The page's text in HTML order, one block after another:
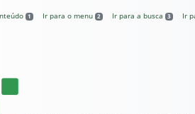
1 Ir para o menu 2 Ir para a busca 3 Ir